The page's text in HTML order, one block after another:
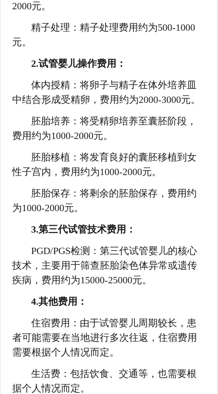
2000元。
精子处理：精子处理费用约为500-1000
元。
2.试管婴儿操作费用：
体内授精：将卵子与精子在体外培养皿
中结合形成受精卵，费用约为2000-3000元。
胚胎培养：将受精卵培养至囊胚阶段，
费用约为1000-2000元。
胚胎移植：将发育良好的囊胚移植到女
性子宫内，费用约为1000-2000元。
胚胎保存：将剩余的胚胎保存，费用约
为1000-2000元。
3.第三代试管技术费用：
PGD/PGS检测：第三代试管婴儿的核心
技术，主要用于筛查胚胎染色体异常或遗传
疾病，费用约为15000-25000元。
4.其他费用：
住宿费用：由于试管婴儿周期较长，患
者可能需要在当地进行多次往返，住宿费用
需要根据个人情况而定。
生活费：包括饮食、交通等，也需要根
据个人情况而定。